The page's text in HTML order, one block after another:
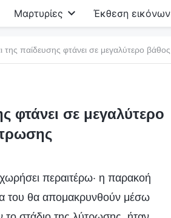
Μαρτυρίες Έκθεση εικόνων
φτάνει σε μεγαλύτερο
περαιτέρω· η παρακοή
του θα απομακρυνθούν μέσω